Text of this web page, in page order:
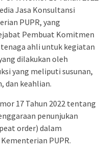
Jasa Konsultansi
PUPR, yang
Pembuat Komitmen
ahli untuk kegiatan
dilakukan oleh
yang meliputi susunan,
dan keahlian.
17 Tahun 2022 tentang
penunjukan
order) dalam
PUPR.